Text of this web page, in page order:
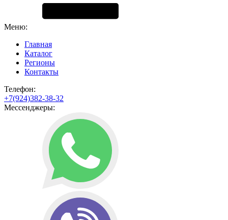
Меню:
Главная
Каталог
Регионы
Контакты
Телефон:
+7(924)382-38-32
Мессенджеры: